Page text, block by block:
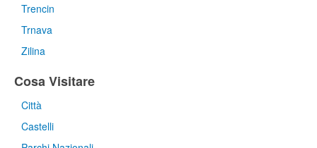
Trencin
Trnava
Zilina
Cosa Visitare
Città
Castelli